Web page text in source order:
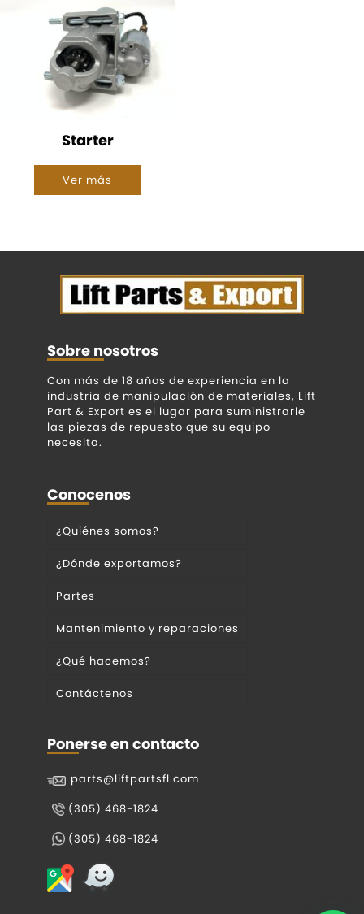
Starter
Ver más
Sobre nosotros
Con más de 18 años de experiencia en la
industria de manipulación de materiales, Lift
Part & Export es el lugar para suministrarle
las piezas de repuesto que su equipo
necesita.
Conocenos
¿Quiénes somos?
¿Dónde exportamos?
Partes
Mantenimiento y reparaciones
¿Qué hacemos?
Contáctenos
Ponerse en contacto
parts@liftpartsfl.com
(305) 468-1824
(305) 468-1824